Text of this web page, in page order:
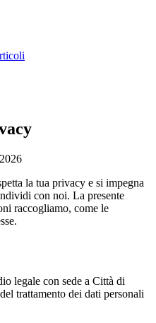
la tua privacy e si impegna
con noi. La presente
raccogliamo, come le
legale con sede a Città di
trattamento dei dati personali